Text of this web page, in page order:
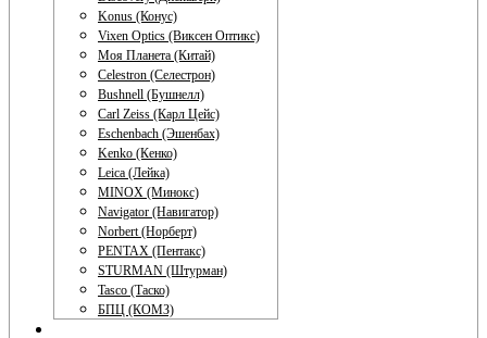
Konus (Конус)
Vixen Optics (Виксен Оптикс)
Моя Планета (Китай)
Celestron (Селестрон)
Bushnell (Бушнелл)
Carl Zeiss (Карл Цейс)
Eschenbach (Эшенбах)
Kenko (Кенко)
Leica (Лейка)
MINOX (Минокс)
Navigator (Навигатор)
Norbert (Норберт)
PENTAX (Пентакс)
STURMAN (Штурман)
Tasco (Таско)
БПЦ (КОМЗ)